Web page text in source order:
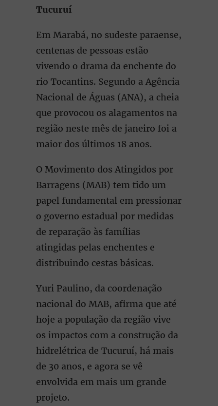
Tucuruí
Em Marabá, no sudeste paraense,
centenas de pessoas estão
vivendo o drama da enchente do
rio Tocantins. Segundo a Agência
Nacional de Águas (ANA), a cheia
que provocou os alagamentos na
região neste mês de janeiro foi a
maior dos últimos 18 anos.
O Movimento dos Atingidos por
Barragens (MAB) tem tido um
papel fundamental em pressionar
o governo estadual por medidas
de reparação às famílias
atingidas pelas enchentes e
distribuindo cestas básicas.
Yuri Paulino, da coordenação
nacional do MAB, afirma que até
hoje a população da região vive
os impactos com a construção da
hidrelétrica de Tucuruí, há mais
de 30 anos, e agora se vê
envolvida em mais um grande
projeto.